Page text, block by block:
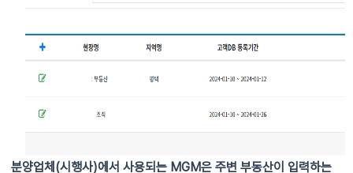
분양업체(시행사)에서 사용되는 MGM은 주변 부동산이 입력하는